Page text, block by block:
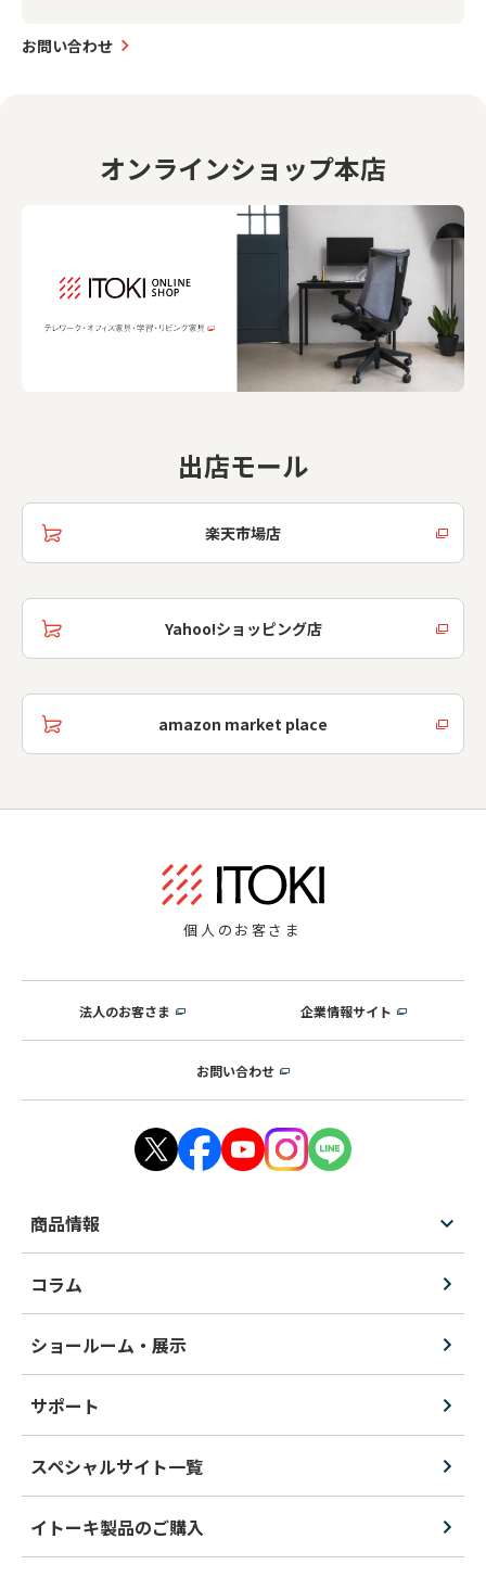
お問い合わせ
オンラインショップ本店
出店モール
楽天市場店
Yahoo!ショッピング店
amazon market place
個人のお客さま
法人のお客さま 企業情報サイト
お問い合わせ
商品情報
コラム
ショールーム・展示
サポート
スペシャルサイト一覧
イトーキ製品のご購入